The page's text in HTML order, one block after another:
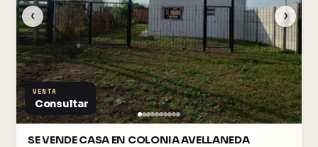
‹ ›
VENTA
Consultar
SE VENDE CASA EN COLONIA AVELLANEDA